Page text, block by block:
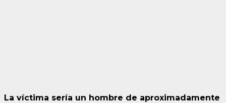
La víctima sería un hombre de aproximadamente